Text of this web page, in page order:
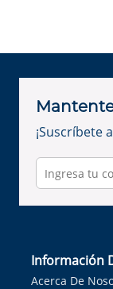
¡Suscríbete
Información
Acerca De